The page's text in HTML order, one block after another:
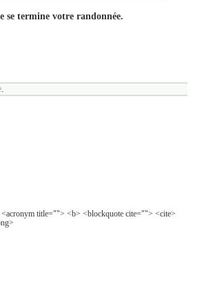
se termine votre randonnée.
.
title=""> <b> <blockquote cite=""> <cite>